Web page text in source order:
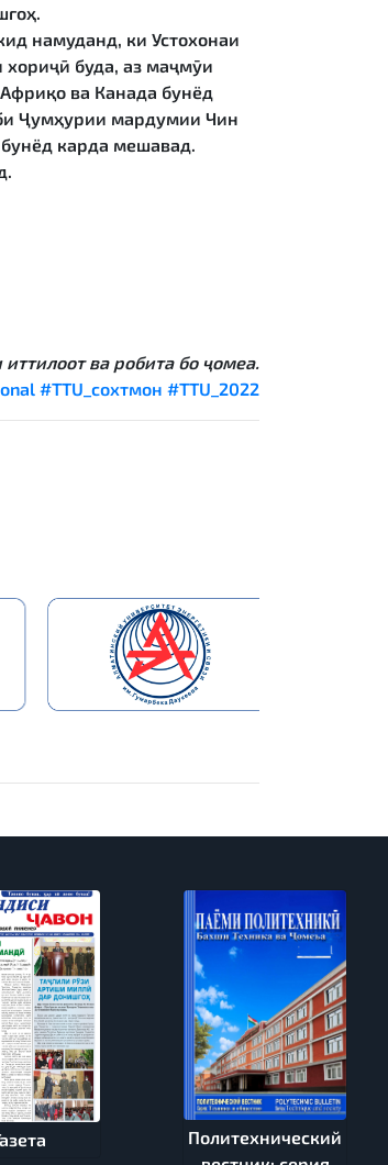
намуданд, ки Устохонаи
буда, аз маҷмӯи
ва Канада бунёд
Ҷумҳурии мардумии Чин
карда мешавад.
ва робита бо ҷомеа.
#TTU_сохтмон #TTU_2022
Политехнический